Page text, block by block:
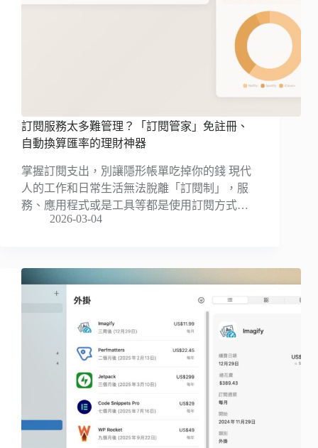
訂閱服務太多難管理？「訂閱管家」免註冊、
自動換算匯率的理財神器
掌握訂閱支出，別讓隱形帳單吃掉你的錢 現代
人的工作和日常生活無法脫離「訂閱制」，服
務、應用程式或是工具等都是使用訂閱方式…
2026-03-04